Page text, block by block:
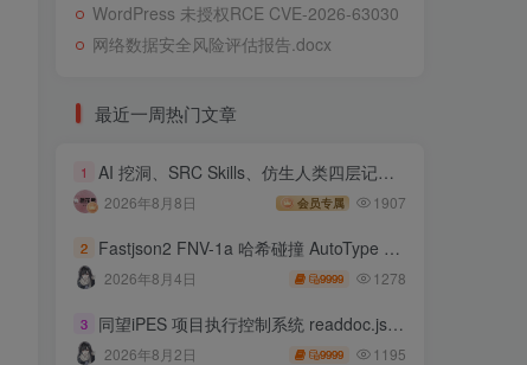
WordPress 未授权RCE CVE-2026-63030
网络数据安全风险评估报告.docx
最近一周热门文章
1 AI 挖洞、SRC Skills、仿生人类四层记忆系统
2026年8月8日 会员专属 1907
2 Fastjson2 FNV-1a 哈希碰撞 AutoType 绕过远程代码执行
2026年8月4日 9999 1278
3 同望iPES 项目执行控制系统 readdoc.jsp存在任意文件读取
2026年8月2日 9999 1195